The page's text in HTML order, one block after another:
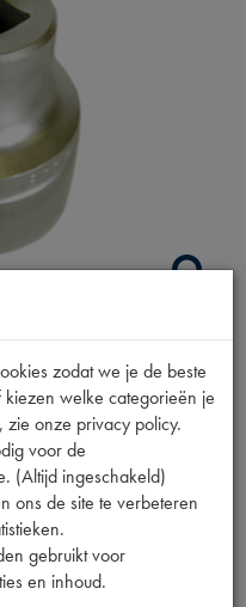
btw)
worden
zodat we je de beste
welke categorieën je
zie onze privacy policy.
voor de
(Altijd ingeschakeld)
ons de site te verbeteren
gebruikt voor
en inhoud.